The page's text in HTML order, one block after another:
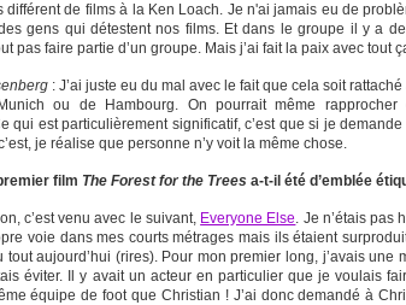
différent de films à la Ken Loach. Je n'ai jamais eu de
gens qui détestent nos films. Et dans le groupe il y a
pas faire partie d’un groupe. Mais j’ai fait la paix avec tout
: J’ai juste eu du mal avec le fait que cela soit
ou de Hambourg. On pourrait même rapprocher
qui est particulièrement significatif, c’est que si je
je réalise que personne n’y voit la même chose.
film The Forest for the Trees a-t-il été d’emblée
c’est venu avec le suivant, Everyone Else. Je n’étais pas
voie dans mes courts métrages mais ils étaient
tout aujourd’hui (rires). Pour mon premier long, j’avais une
éviter. Il y avait un acteur en particulier que je voulais
équipe de foot que Christian ! J’ai donc demandé à